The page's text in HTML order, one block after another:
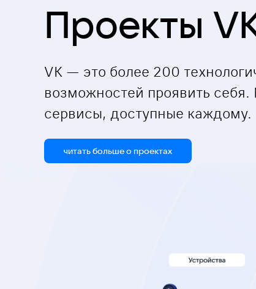
Проекты
VK — это более 200
возможностей проявить
сервисы, доступные каждому.
читать больше о проектах